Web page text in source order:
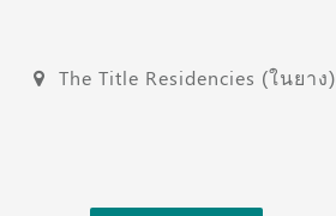
The Title Residencies (ในยาง)